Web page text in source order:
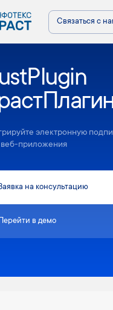
Связаться с
электронную
приложения
на консультацию
в демо